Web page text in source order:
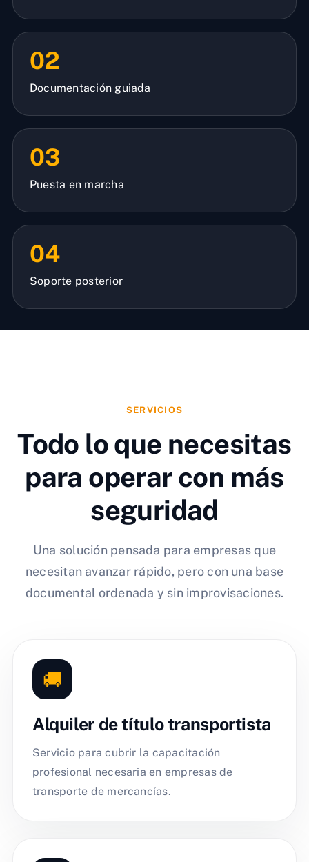
02
Documentación guiada
03
Puesta en marcha
04
Soporte posterior
SERVICIOS
Todo lo que necesitas
para operar con más
seguridad
Una solución pensada para empresas que
necesitan avanzar rápido, pero con una base
documental ordenada y sin improvisaciones.
🚚
Alquiler de título transportista
Servicio para cubrir la capacitación
profesional necesaria en empresas de
transporte de mercancías.